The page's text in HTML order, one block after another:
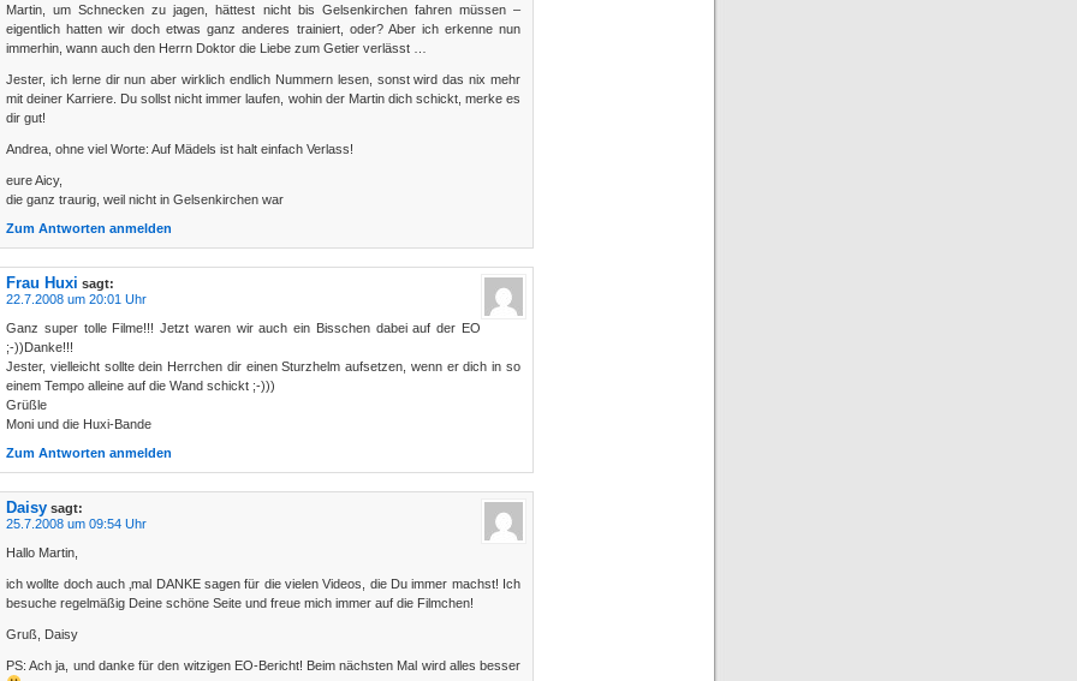
Martin, um Schnecken zu jagen, hättest nicht bis Gelsenkirchen fahren müssen –
eigentlich hatten wir doch etwas ganz anderes trainiert, oder? Aber ich erkenne nun
immerhin, wann auch den Herrn Doktor die Liebe zum Getier verlässt …
Jester, ich lerne dir nun aber wirklich endlich Nummern lesen, sonst wird das nix mehr
mit deiner Karriere. Du sollst nicht immer laufen, wohin der Martin dich schickt, merke es
dir gut!
Andrea, ohne viel Worte: Auf Mädels ist halt einfach Verlass!
eure Aicy,
die ganz traurig, weil nicht in Gelsenkirchen war
Zum Antworten anmelden
Frau Huxi sagt:
22.7.2008 um 20:01 Uhr
Ganz super tolle Filme!!! Jetzt waren wir auch ein Bisschen dabei auf der EO
;-))Danke!!!
Jester, vielleicht sollte dein Herrchen dir einen Sturzhelm aufsetzen, wenn er dich in so
einem Tempo alleine auf die Wand schickt ;-)))
Grüßle
Moni und die Huxi-Bande
Zum Antworten anmelden
Daisy sagt:
25.7.2008 um 09:54 Uhr
Hallo Martin,
ich wollte doch auch ‚mal DANKE sagen für die vielen Videos, die Du immer machst! Ich
besuche regelmäßig Deine schöne Seite und freue mich immer auf die Filmchen!
Gruß, Daisy
PS: Ach ja, und danke für den witzigen EO-Bericht! Beim nächsten Mal wird alles besser